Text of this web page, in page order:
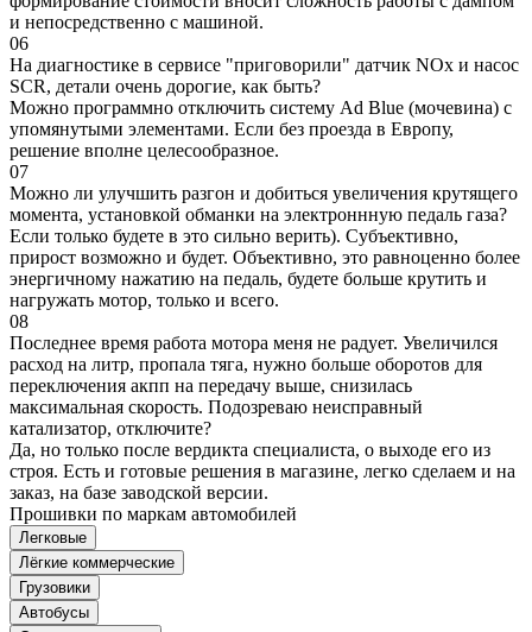
и непосредственно с машиной.
06
На диагностике в сервисе "приговорили" датчик NOx и насос
SCR, детали очень дорогие, как быть?
Можно программно отключить систему Ad Blue (мочевина) с
упомянутыми элементами. Если без проезда в Европу,
решение вполне целесообразное.
07
Можно ли улучшить разгон и добиться увеличения крутящего
момента, установкой обманки на электроннную педаль газа?
Если только будете в это сильно верить). Субъективно,
прирост возможно и будет. Объективно, это равноценно более
энергичному нажатию на педаль, будете больше крутить и
нагружать мотор, только и всего.
08
Последнее время работа мотора меня не радует. Увеличился
расход на литр, пропала тяга, нужно больше оборотов для
переключения акпп на передачу выше, снизилась
максимальная скорость. Подозреваю неисправный
катализатор, отключите?
Да, но только после вердикта специалиста, о выходе его из
строя. Есть и готовые решения в магазине, легко сделаем и на
заказ, на базе заводской версии.
Прошивки по маркам автомобилей
Легковые
Лёгкие коммерческие
Грузовики
Автобусы